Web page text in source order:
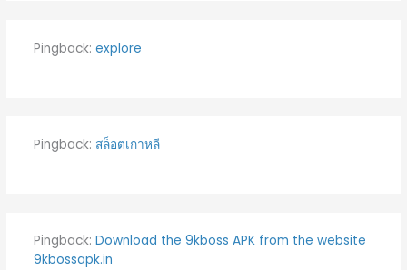
Pingback: explore
Pingback: สล็อตเกาหลี
Pingback: Download the 9kboss APK from the website
9kbossapk.in